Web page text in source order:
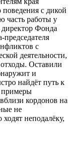
поведения с дикой
часть работы у
Фонда
с
деятельности,
Оставили
и
найдёт путь к
примеры
кордонов на
не
неподалёку,